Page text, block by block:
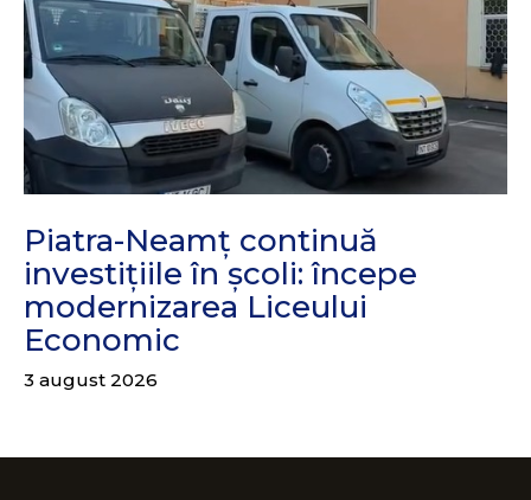
Piatra-Neamț continuă
investițiile în școli: începe
modernizarea Liceului
Economic
3 august 2026